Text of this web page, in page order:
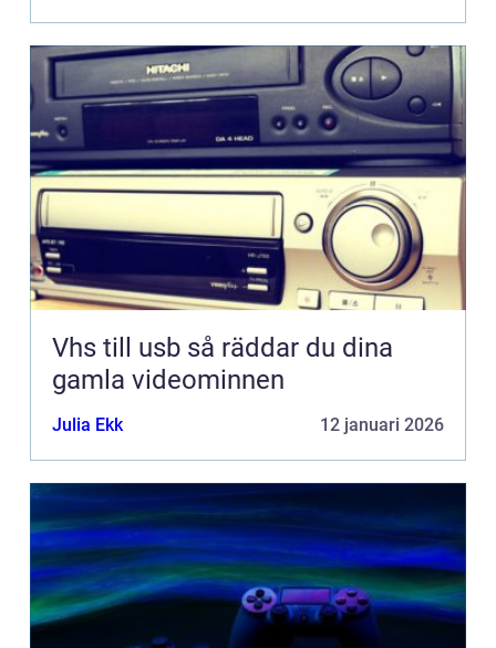
Vhs till usb så räddar du dina
gamla videominnen
Julia Ekk 12 januari 2026